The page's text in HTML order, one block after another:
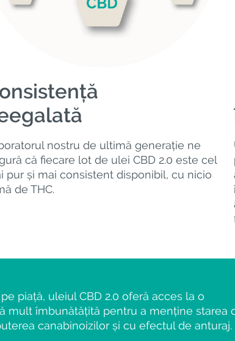
nostru de ultimă generație ne
că fiecare lot de ulei CBD 2.0 este cel
pur și mai consistent disponibil, cu nicio
de THC.
piață, uleiul CBD 2.0 oferă acces la o
mult îmbunătățită pentru a menține starea
canabinoizilor și cu efectul de anturaj.